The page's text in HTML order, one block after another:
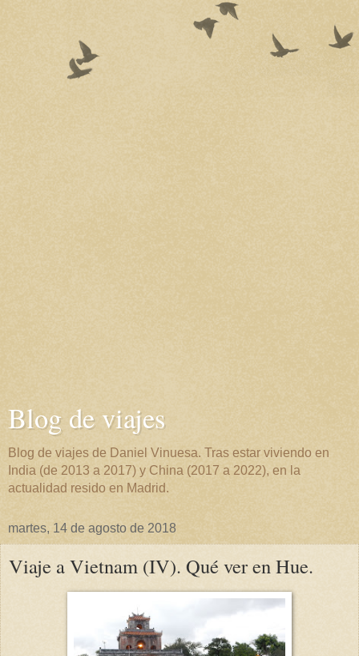
Blog de viajes
Blog de viajes de Daniel Vinuesa. Tras estar viviendo en
India (de 2013 a 2017) y China (2017 a 2022), en la
actualidad resido en Madrid.
martes, 14 de agosto de 2018
Viaje a Vietnam (IV). Qué ver en Hue.